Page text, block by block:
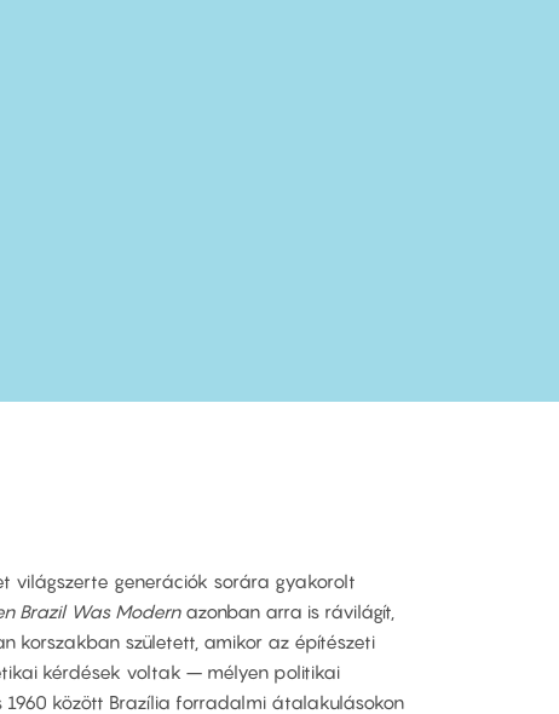
világszerte generációk sorára gyakorolt
Brazil Was Modernazonban arra is rávilágít,
korszakban született, amikor az építészeti
kérdések voltak – mélyen politikai
1960 között Brazília forradalmi átalakulásokon